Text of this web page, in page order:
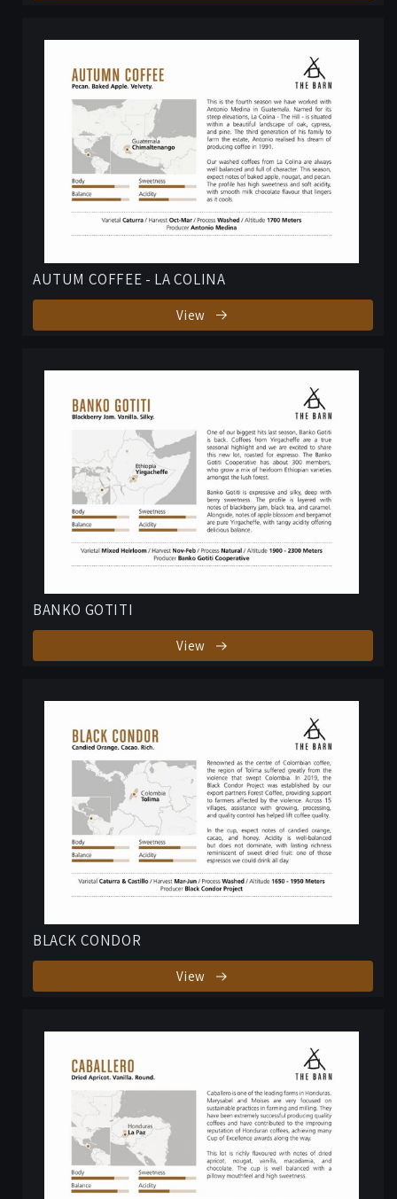
AUTUM COFFEE - LA COLINA
View
BANKO GOTITI
View
BLACK CONDOR
View